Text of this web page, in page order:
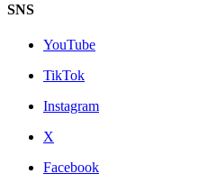
SNS
YouTube
TikTok
Instagram
X
Facebook